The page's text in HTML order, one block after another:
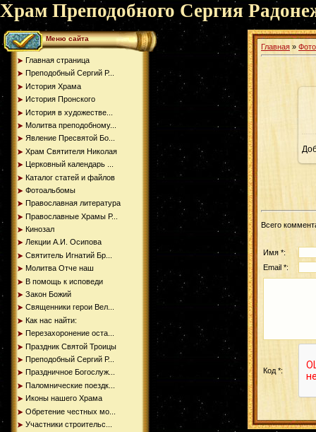
Храм Преподобного Сергия
Меню сайта
Главная страница
Преподобный Сергий Р...
История Храма
История Пронского
История в художестве...
Молитва преподобному...
Явление Пресвятой Бо...
Храм Святителя Николая
Церковный календарь ...
Каталог статей и файлов
Фотоальбомы
Православная литература
Православные Храмы Р...
Кинозал
Лекции А.И. Осипова
Святитель Игнатий Бр...
Молитва Отче наш
В помощь к исповеди
Закон Божий
Священники герои Вел...
Как нас найти:
Перезахоронение оста...
Праздник Святой Троицы
Преподобный Сергий Р...
Праздничное Богослуж...
Паломнические поездк...
Иконы нашего Храма
Обретение честных мо...
Участники строительс...
Главная »
Всего
Имя *:
Email *:
Код *: